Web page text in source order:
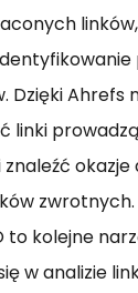
Dzięki Ahrefs
linki
zwrotnych.
to kolejne
w analizie